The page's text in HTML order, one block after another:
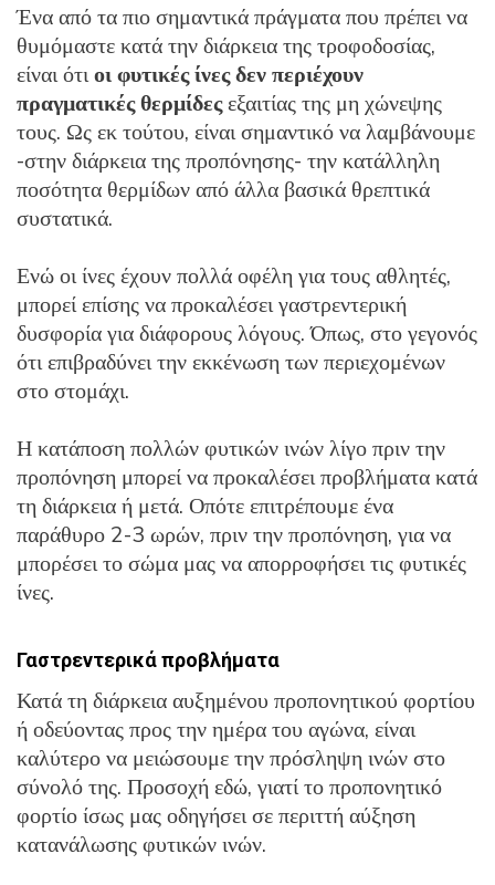
Ένα από τα πιο σημαντικά πράγματα που πρέπει να
θυμόμαστε κατά την διάρκεια της τροφοδοσίας,
είναι ότιοι φυτικές ίνες δεν περιέχουν
πραγματικές θερμίδεςεξαιτίας της μη χώνεψης
τους. Ως εκ τούτου, είναι σημαντικό να λαμβάνουμε
-στην διάρκεια της προπόνησης- την κατάλληλη
ποσότητα θερμίδων από άλλα βασικά θρεπτικά
συστατικά.
Ενώ οι ίνες έχουν πολλά οφέλη για τους αθλητές,
μπορεί επίσης να προκαλέσει γαστρεντερική
δυσφορία για διάφορους λόγους. Όπως, στο γεγονός
ότι επιβραδύνει την εκκένωση των περιεχομένων
στο στομάχι.
Η κατάποση πολλών φυτικών ινών λίγο πριν την
προπόνηση μπορεί να προκαλέσει προβλήματα κατά
τη διάρκεια ή μετά. Οπότε επιτρέπουμε ένα
παράθυρο 2-3 ωρών, πριν την προπόνηση, για να
μπορέσει το σώμα μας να απορροφήσει τις φυτικές
ίνες.
Γαστρεντερικά προβλήματα
Κατά τη διάρκεια αυξημένου προπονητικού φορτίου
ή οδεύοντας προς την ημέρα του αγώνα, είναι
καλύτερο να μειώσουμε την πρόσληψη ινών στο
σύνολό της. Προσοχή εδώ, γιατί το προπονητικό
φορτίο ίσως μας οδηγήσει σε περιττή αύξηση
κατανάλωσης φυτικών ινών.